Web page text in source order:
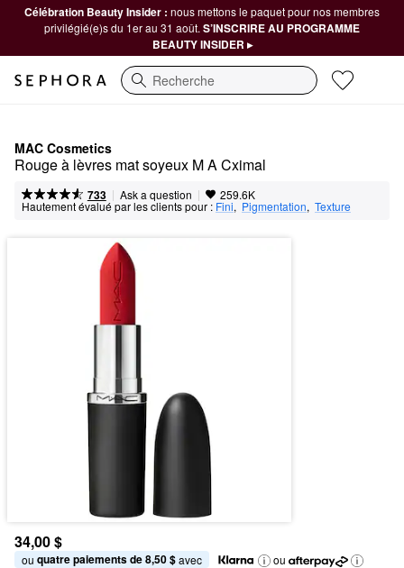
Célébration Beauty Insider : nous mettons le paquet pour nos membres
privilégié(e)s du 1er au 31 août. S’INSCRIRE AU PROGRAMME
BEAUTY INSIDER ▸
Recherche
MAC Cosmetics
Rouge à lèvres mat soyeux M A Cximal
733 | Ask a question | 259.6K
Hautement évalué par les clients pour : Fini, Pigmentation, Texture
34,00 $
ou quatre paiements de 8,50 $ avec
ou